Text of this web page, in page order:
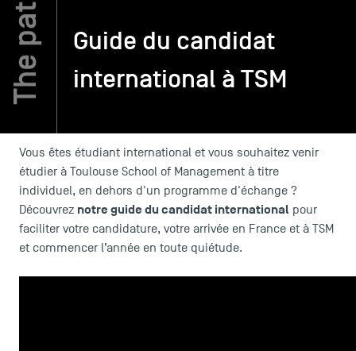
TSM Doctoral Programme
Alumni
Guide du candidat
international à TSM
Vous êtes étudiant international et vous souhaitez venir
étudier à Toulouse School of Management à titre
individuel, en dehors d'un programme d'échange ?
Découvrez notre guide du candidat international pour
faciliter votre candidature, votre arrivée en France et à TSM
et commencer l’année en toute quiétude.